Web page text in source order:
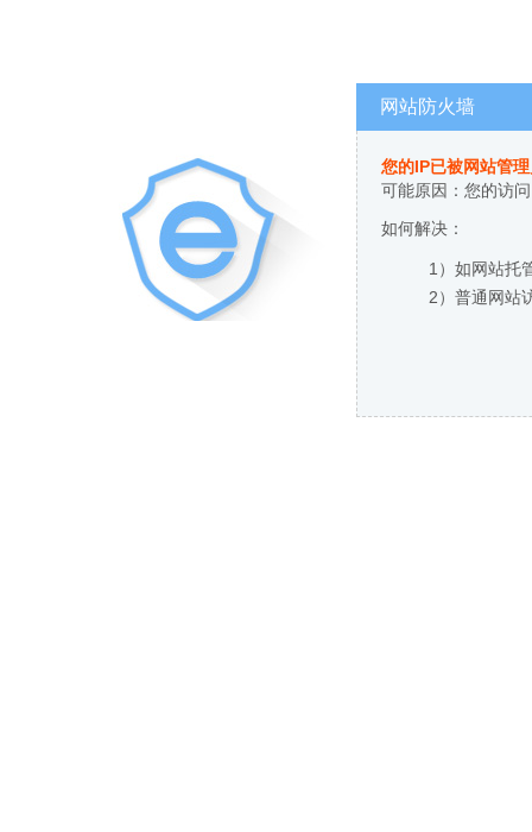
网站防火墙
您的IP已被网站管
可能原因：您的访
如何解决：
1）如网站托
2）普通网站